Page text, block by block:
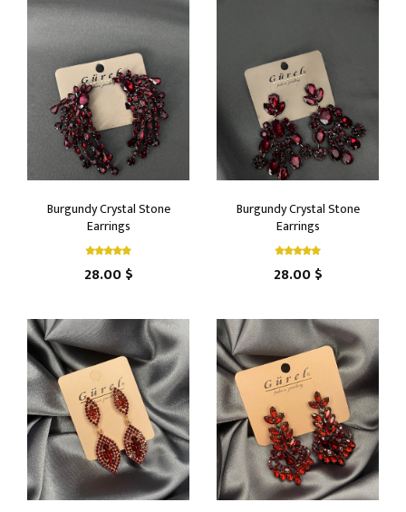
Burgundy Crystal Stone
Earrings
28.00 $
Burgundy Crystal Stone
Earrings
28.00 $